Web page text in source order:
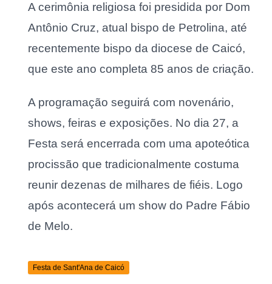
A cerimônia religiosa foi presidida por Dom
Antônio Cruz, atual bispo de Petrolina, até
recentemente bispo da diocese de Caicó,
que este ano completa 85 anos de criação.
A programação seguirá com novenário,
shows, feiras e exposições. No dia 27, a
Festa será encerrada com uma apoteótica
procissão que tradicionalmente costuma
reunir dezenas de milhares de fiéis. Logo
após acontecerá um show do Padre Fábio
de Melo.
Festa de Sant'Ana de Caicó